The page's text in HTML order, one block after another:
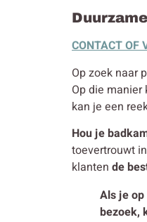
CONTACT OF
Op zoek naar
Op die manier
kan je een
Hou je
toevertrouwt
klanten de
Als je
bezoek,